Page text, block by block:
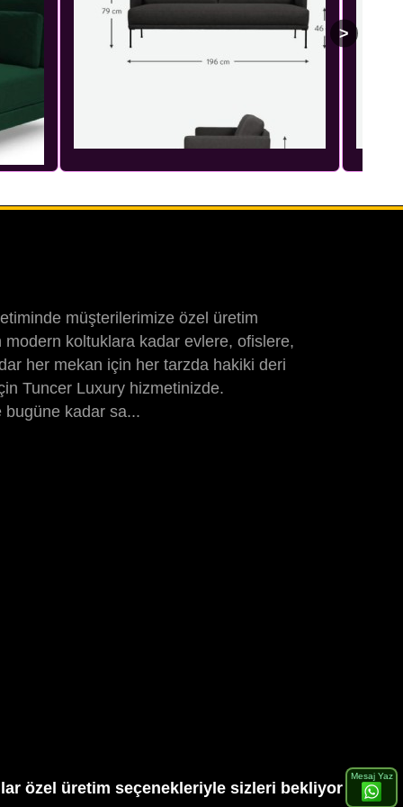
müşterilerimize özel üretim
koltuklara kadar evlere, ofislere,
her mekan için her tarzda hakiki deri
Tuncer Luxury hizmetinizde.
bugüne kadar sa...
özel üretim seçenekleriyle sizleri bekliyor
Mesaj Yaz